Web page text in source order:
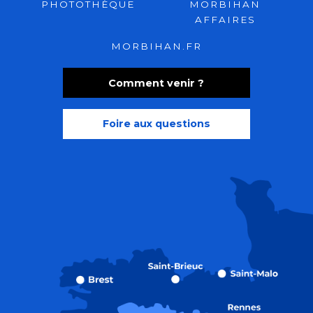
Comment venir ?
Foire aux questions
PHOTOTHÈQUE
MORBIHAN
AFFAIRES
MORBIHAN.FR